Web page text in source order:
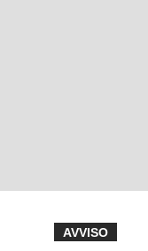
AVVISO